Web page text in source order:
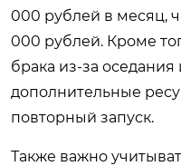
000 рублей в месяц,
000 рублей. Кроме
брака из-за
дополнительные
повторный запуск.
Также важно